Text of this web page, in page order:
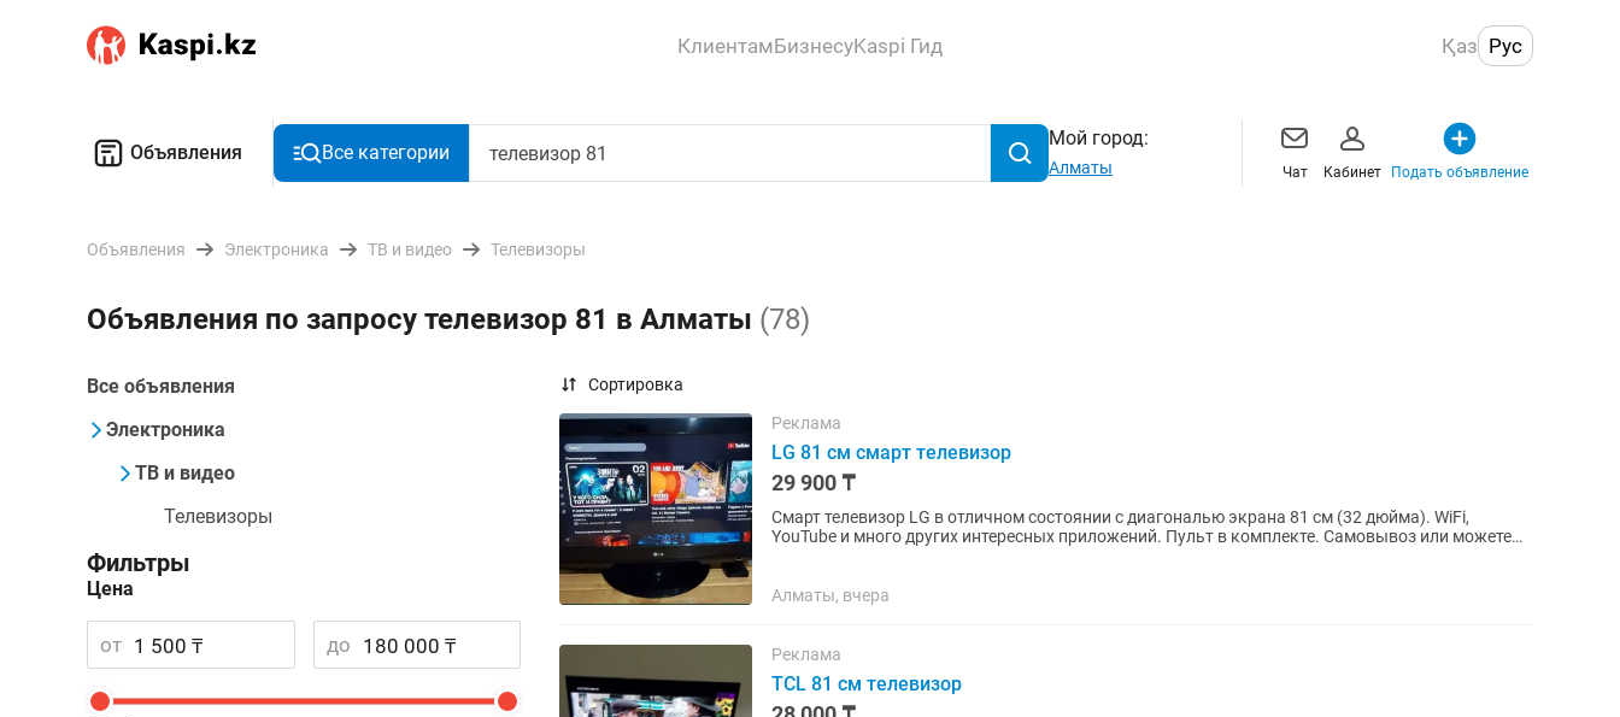
КлиентамБизнесуKaspi Гид Қаз Рус
Объявления Все категории
Мой город:
Алматы Чат Кабинет Подать объявление
Объявления Электроника ТВ и видео Телевизоры
Объявления по запросу телевизор 81 в Алматы (78)
Все объявления
Электроника
ТВ и видео
Телевизоры
Фильтры
Цена
от до
Сортировка
Реклама
LG 81 см смарт телевизор
29 900 ₸
Смарт телевизор LG в отличном состоянии с диагональю экрана 81 см (32 дюйма). WiFi,
YouTube и много других интересных приложений. Пульт в комплекте. Самовывоз или можете
Алматы, вчера
Реклама
TCL 81 см телевизор